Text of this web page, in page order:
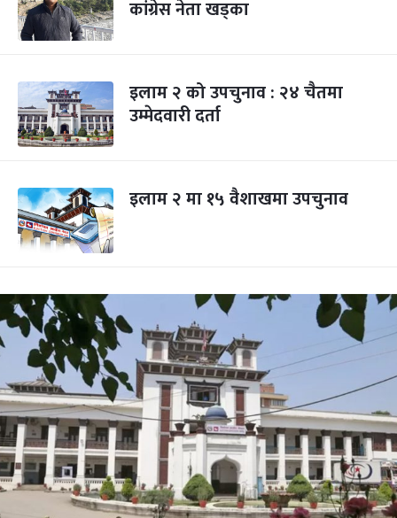
कांग्रेस नेता खड्का
इलाम २ को उपचुनाव : २४ चैतमा
उम्मेदवारी दर्ता
इलाम २ मा १५ वैशाखमा उपचुनाव